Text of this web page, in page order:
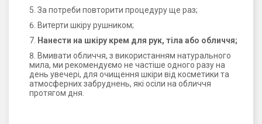
За потреби повторити процедуру ще раз;
Витерти шкіру рушником;
Нанести на шкіру крем для рук, тіла або обличчя;
Вмивати обличчя, з використанням натурального
мила, ми рекомендуємо не частіше одного разу на
день увечері, для очищення шкіри від косметики та
атмосферних забруднень, які осіли на обличчя
протягом дня.